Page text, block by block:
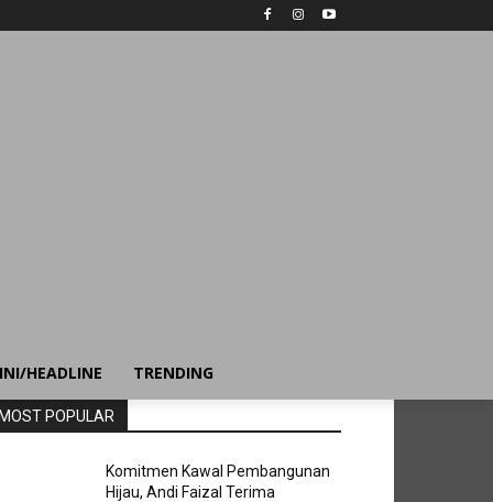
HEADLINE TRENDING
MOST POPULAR
Komitmen Kawal Pembangunan
Hijau, Andi Faizal Terima